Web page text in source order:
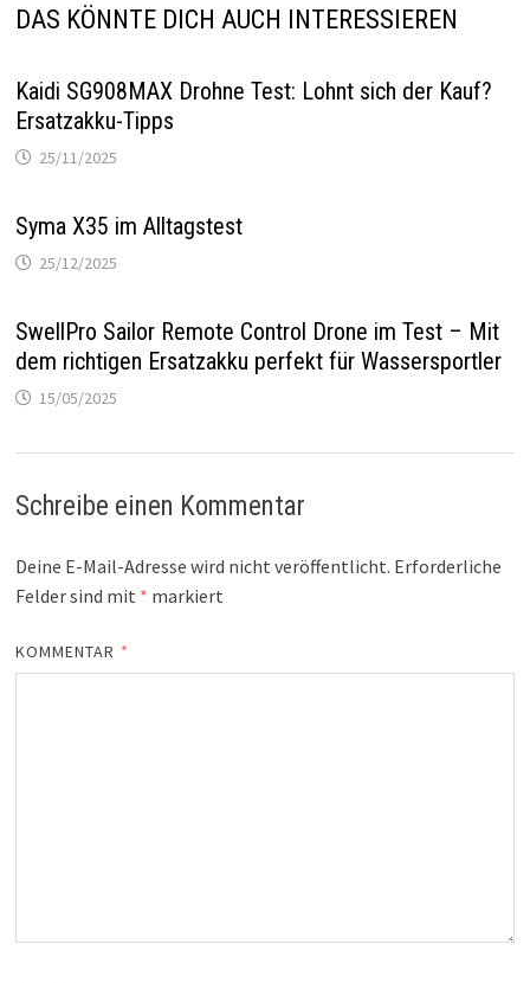
DAS KÖNNTE DICH AUCH INTERESSIEREN
Kaidi SG908MAX Drohne Test: Lohnt sich der Kauf?
Ersatzakku-Tipps
25/11/2025
Syma X35 im Alltagstest
25/12/2025
SwellPro Sailor Remote Control Drone im Test – Mit
dem richtigen Ersatzakku perfekt für Wassersportler
15/05/2025
Schreibe einen Kommentar
Deine E-Mail-Adresse wird nicht veröffentlicht. Erforderliche
Felder sind mit * markiert
KOMMENTAR *